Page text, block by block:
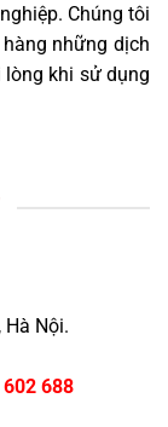
Chúng tôi
những dịch
khi sử dụng
Hà Nội.
688